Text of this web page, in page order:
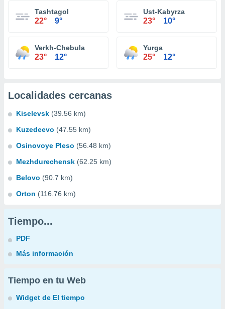
Tashtagol
22° 9°
Ust-Kabyrza
23° 10°
Verkh-Chebula
23° 12°
Yurga
25° 12°
Localidades cercanas
Kiselevsk (39.56 km)
Kuzedeevo (47.55 km)
Osinovoye Pleso (56.48 km)
Mezhdurechensk (62.25 km)
Belovo (90.7 km)
Orton (116.76 km)
Tiempo...
PDF
Más información
Tiempo en tu Web
Widget de El tiempo